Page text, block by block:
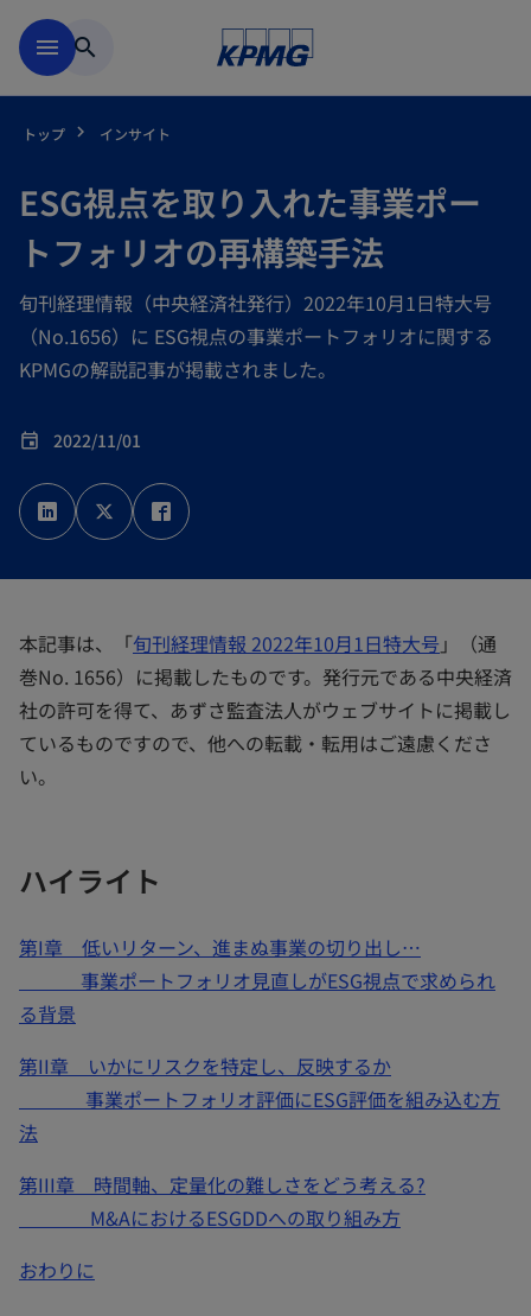
menu search
トップ インサイト
ESG視点を取り入れた事業ポー
トフォリオの再構築手法
旬刊経理情報（中央経済社発行）2022年10月1日特大号
（No.1656）に ESG視点の事業ポートフォリオに関する
KPMGの解説記事が掲載されました。
event 2022/11/01
新
し
い
タ
新
し
い
タ
し
い
本記事は、「旬刊経理情報 2022年10月1日特大号 」（通
巻No. 1656）に掲載したものです。発行元である中央経済
社の許可を得て、あずさ監査法人がウェブサイトに掲載し
ているものですので、他への転載・転用はご遠慮くださ
い。
ハイライト
第I章 低いリターン、進まぬ事業の切り出し…
事業ポートフォリオ見直しがESG視点で求められ
る背景
第II章 いかにリスクを特定し、反映するか
事業ポートフォリオ評価にESG評価を組み込む方
法
第III章 時間軸、定量化の難しさをどう考える?
M&AにおけるESGDDへの取り組み方
おわりに